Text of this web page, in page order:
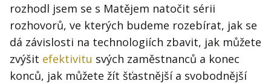
rozhodl jsem se s Matějem natočit sérii
rozhovorů, ve kterých budeme rozebírat, jak se
dá závislosti na technologiích zbavit, jak můžete
zvýšit efektivitu svých zaměstnanců a konec
konců, jak můžete žít šťastnější a svobodnější